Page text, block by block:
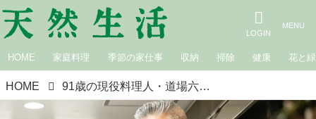
HOME 家庭料理 季節の家仕事 収納 掃除 健康 花と緑
HOME 91歳の現役料理人・道場六三郎さんの前向きに生きるヒント「YouTubeで新しいアイデアが次々と」